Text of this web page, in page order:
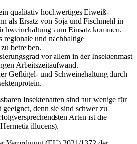
qualitativ hochwertiges Eiweiß-
als Ersatz von Soja und Fischmehl in
zum Einsatz kommen.
regionale und nachhaltige
betreiben.
vor allem in der Insektenmast
Arbeitszeitaufwand.
Geflügel- und Schweinehaltung durch
Insektenarten sind nur wenige für
denn sie sind schwer zu
Arten ist die
illucens).